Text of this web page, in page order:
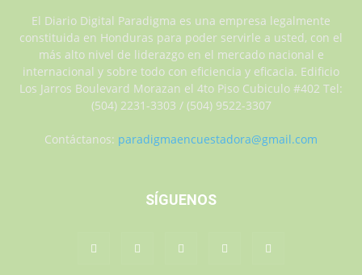
El Diario Digital Paradigma es una empresa legalmente
constituida en Honduras para poder servirle a usted, con el
más alto nivel de liderazgo en el mercado nacional e
internacional y sobre todo con eficiencia y eficacia. Edificio
Los Jarros Boulevard Morazan el 4to Piso Cubiculo #402 Tel:
(504) 2231-3303 / (504) 9522-3307
Contáctanos: paradigmaencuestadora@gmail.com
SÍGUENOS